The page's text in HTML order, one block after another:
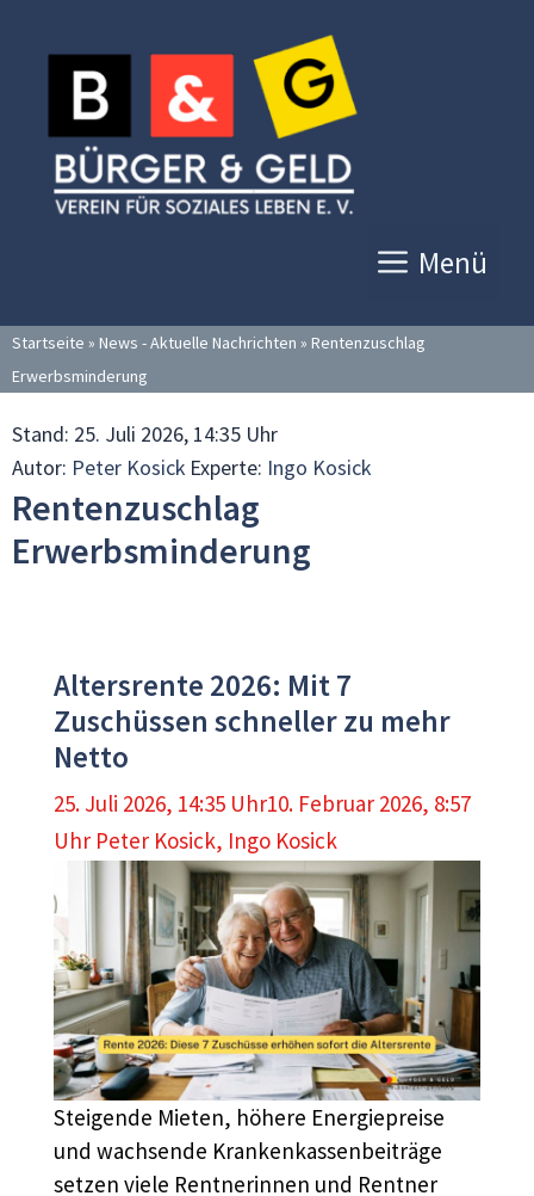
Inhalt
springen
Menü
Startseite » News - Aktuelle Nachrichten » Rentenzuschlag
Erwerbsminderung
Stand: 25. Juli 2026, 14:35 Uhr
Autor: Peter Kosick Experte: Ingo Kosick
Rentenzuschlag
Erwerbsminderung
Altersrente 2026: Mit 7
Zuschüssen schneller zu mehr
Netto
25. Juli 2026, 14:35 Uhr10. Februar 2026, 8:57
Uhr Peter Kosick, Ingo Kosick
Steigende Mieten, höhere Energiepreise
und wachsende Krankenkassenbeiträge
setzen viele Rentnerinnen und Rentner